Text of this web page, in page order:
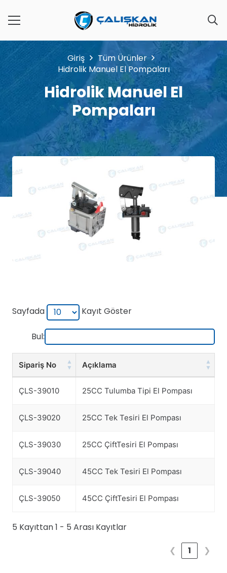
Giriş
Tüm Ürünler
Hidrolik Manuel El Pompaları
Hidrolik Manuel El
Pompaları
Sayfada Kayıt Göster
Bul:
Sipariş No
Açıklama
ÇLS-39010
25CC Tulumba Tipi El Pompası
ÇLS-39020 25CC Tek Tesiri El Pompası
ÇLS-39030 25CC ÇiftTesiri El Pompası
ÇLS-39040 45CC Tek Tesiri El Pompası
ÇLS-39050 45CC ÇiftTesiri El Pompası
5 Kayıttan 1 - 5 Arası Kayıtlar
❮
1 ❯